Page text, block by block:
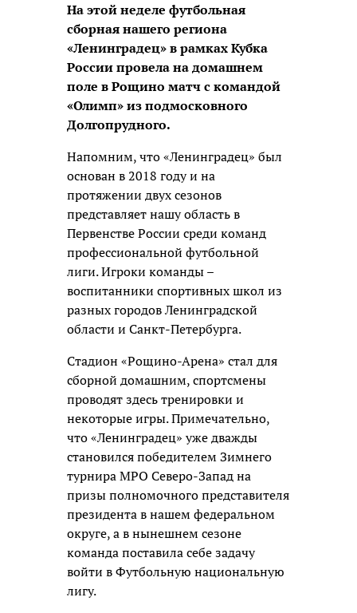
На этой неделе футбольная
сборная нашего региона
«Ленинградец» в рамках Кубка
России провела на домашнем
поле в Рощино матч с командой
«Олимп» из подмосковного
Долгопрудного.
Напомним, что «Ленинградец» был
основан в 2018 году и на
протяжении двух сезонов
представляет нашу область в
Первенстве России среди команд
профессиональной футбольной
лиги. Игроки команды –
воспитанники спортивных школ из
разных городов Ленинградской
области и Санкт-Петербурга.
Стадион «Рощино-Арена» стал для
сборной домашним, спортсмены
проводят здесь тренировки и
некоторые игры. Примечательно,
что «Ленинградец» уже дважды
становился победителем Зимнего
турнира МРО Северо-Запад на
призы полномочного представителя
президента в нашем федеральном
округе, а в нынешнем сезоне
команда поставила себе задачу
войти в Футбольную национальную
лигу.